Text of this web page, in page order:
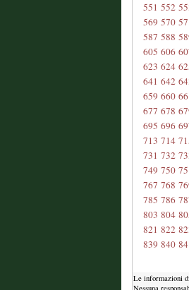
551 552
569 570
587 588
605 606
623 624
641 642
659 660
677 678
695 696
713 714
731 732
749 750
767 768
785 786
803 804
821 822
839 840
Le informazioni
Nessuna